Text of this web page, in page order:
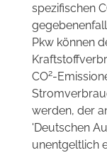
spezifischen
Pkw können
CO2-
werden, der
'Deutschen
unentgeltlich